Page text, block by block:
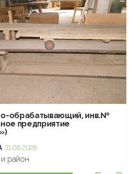
обрабатывающий, инв.№
предприятие
31.08.2026
район